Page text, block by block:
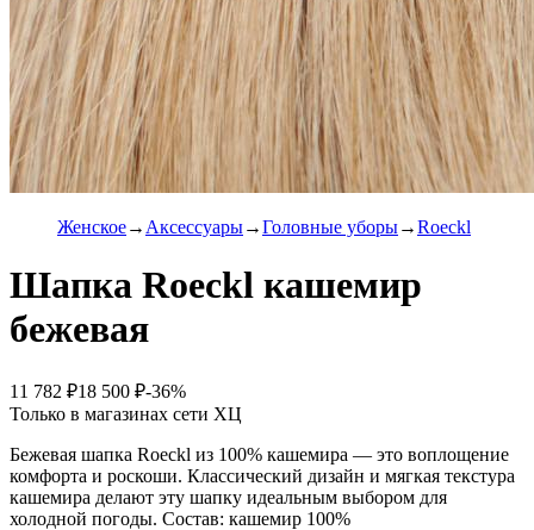
Женское Аксессуары Головные уборы Roeckl
Шапка Roeckl кашемир
бежевая
11 782 ₽18 500 ₽-36%
Только в магазинах сети ХЦ
Бежевая шапка Roeckl из 100% кашемира — это воплощение
комфорта и роскоши. Классический дизайн и мягкая текстура
кашемира делают эту шапку идеальным выбором для
холодной погоды. Состав: кашемир 100%